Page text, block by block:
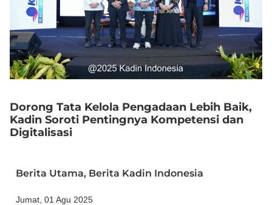
Dorong Tata Kelola Pengadaan Lebih Baik,
Kadin Soroti Pentingnya Kompetensi dan
Digitalisasi
Berita Utama, Berita Kadin Indonesia
Jumat, 01 Agu 2025